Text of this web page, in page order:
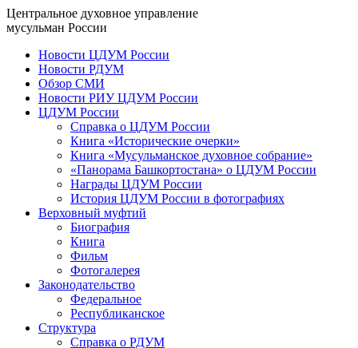
Центральное духовное управление
мусульман России
Новости ЦДУМ России
Новости РДУМ
Обзор СМИ
Новости РИУ ЦДУМ России
ЦДУМ России
Справка о ЦДУМ России
Книга «Исторические очерки»
Книга «Мусульманское духовное собрание»
«Панорама Башкортостана» о ЦДУМ России
Награды ЦДУМ России
История ЦДУМ России в фотографиях
Верховный муфтий
Биография
Книга
Фильм
Фотогалерея
Законодательство
Федеральное
Республиканское
Структура
Справка о РДУМ